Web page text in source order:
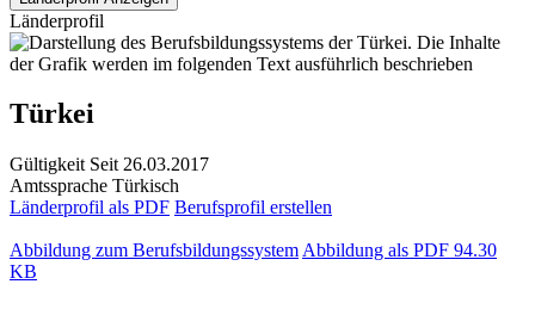
Länderprofil
Türkei
Gültigkeit Seit 26.03.2017
Amtssprache Türkisch
Länderprofil als PDF Berufsprofil erstellen
Abbildung zum Berufsbildungssystem Abbildung als PDF 94.30
KB